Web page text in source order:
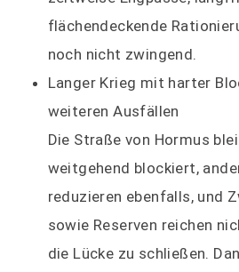
flächendeckende
noch nicht zwingend.
Langer Krieg mit harter
weiteren Ausfällen
Die Straße von Hormus
weitgehend blockiert,
reduzieren ebenfalls, und
sowie Reserven reichen
die Lücke zu schließen.